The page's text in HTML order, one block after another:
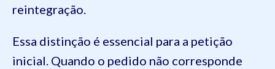
reintegração.
Essa distinção é essencial para a petição
inicial. Quando o pedido não corresponde